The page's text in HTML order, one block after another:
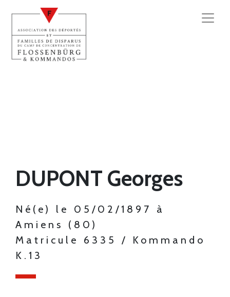
DUPONT Georges
Né(e) le 05/02/1897 à
Amiens (80)
Matricule 6335 / Kommando
K.13